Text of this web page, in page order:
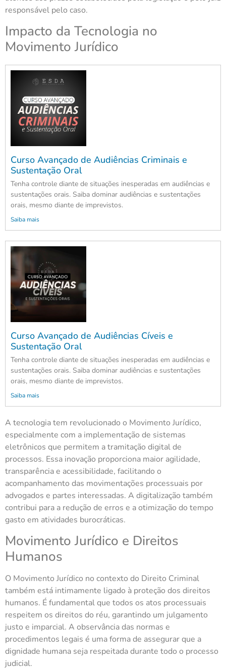
responsável pelo caso.
Impacto da Tecnologia no
Movimento Jurídico
Curso Avançado de Audiências Criminais e
Sustentação Oral
Tenha controle diante de situações inesperadas em audiências e
sustentações orais. Saiba dominar audiências e sustentações
orais, mesmo diante de imprevistos.
Saiba mais
Curso Avançado de Audiências Cíveis e
Sustentação Oral
Tenha controle diante de situações inesperadas em audiências e
sustentações orais. Saiba dominar audiências e sustentações
orais, mesmo diante de imprevistos.
Saiba mais
A tecnologia tem revolucionado o Movimento Jurídico,
especialmente com a implementação de sistemas
eletrônicos que permitem a tramitação digital de
processos. Essa inovação proporciona maior agilidade,
transparência e acessibilidade, facilitando o
acompanhamento das movimentações processuais por
advogados e partes interessadas. A digitalização também
contribui para a redução de erros e a otimização do tempo
gasto em atividades burocráticas.
Movimento Jurídico e Direitos
Humanos
O Movimento Jurídico no contexto do Direito Criminal
também está intimamente ligado à proteção dos direitos
humanos. É fundamental que todos os atos processuais
respeitem os direitos do réu, garantindo um julgamento
justo e imparcial. A observância das normas e
procedimentos legais é uma forma de assegurar que a
dignidade humana seja respeitada durante todo o processo
judicial.